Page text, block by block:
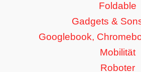
Foldable
Gadgets &
Googlebook,
Mobilität
Roboter